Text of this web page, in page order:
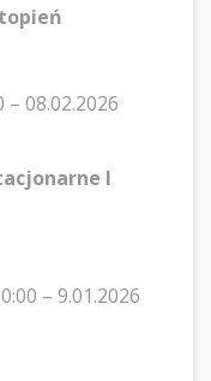
08.02.2026
I
– 9.01.2026